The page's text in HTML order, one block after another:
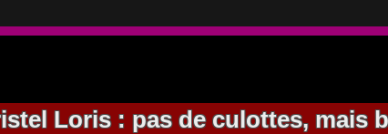
Loris : pas de culottes, mais